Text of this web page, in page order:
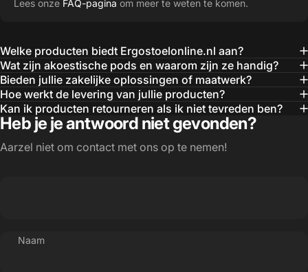
Lees onze FAQ-pagina om meer te weten te komen.
Welke producten biedt Ergostoelonline.nl aan?
Wat zijn akoestische pods en waarom zijn ze handig?
Bieden jullie zakelijke oplossingen of maatwerk?
Hoe werkt de levering van jullie producten?
Kan ik producten retourneren als ik niet tevreden ben?
Heb je je antwoord niet gevonden?
Aarzel niet om contact met ons op te nemen!
Naam